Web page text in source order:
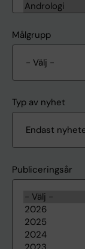
Målgrupp
Typ av nyhet
Publiceringsår